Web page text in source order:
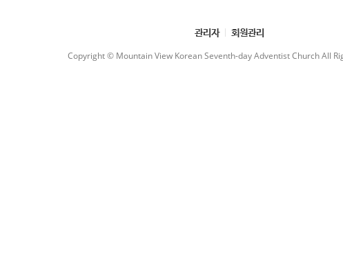
관리자 회원관리
Copyright © Mountain View Korean Seventh-day Adventist Church All